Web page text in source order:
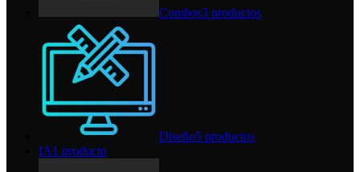
Combos3 productos
Diseño5 productos
IA1 producto